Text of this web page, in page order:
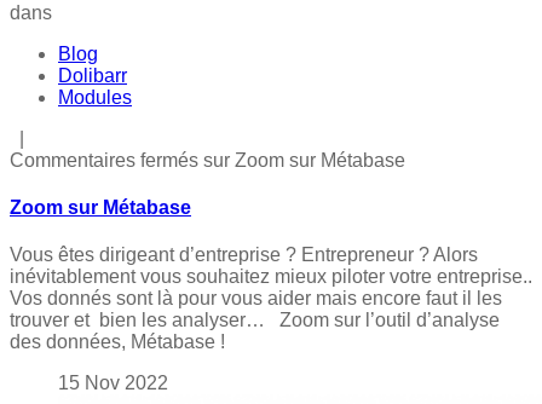
dans
Blog
Dolibarr
Modules
Commentaires fermés sur Zoom sur Métabase
Zoom sur Métabase
Vous êtes dirigeant d’entreprise ? Entrepreneur ? Alors
inévitablement vous souhaitez mieux piloter votre entreprise..
Vos donnés sont là pour vous aider mais encore faut il les
trouver et bien les analyser… Zoom sur l’outil d’analyse
des données, Métabase !
15 Nov 2022